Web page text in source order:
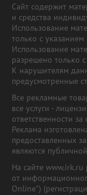
Сайт содержит
и средства
Использование
только с
Использование
разрешено только
К нарушителям
предусмотренные
Все рекламные
все услуги -
ответственности
Реклама
предоставленных
являются
На сайте
от
Online")